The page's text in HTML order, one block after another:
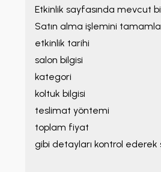
Etkinlik sayfasında mevcut
Satın alma işlemini
etkinlik tarihi
salon bilgisi
kategori
koltuk bilgisi
teslimat yöntemi
toplam fiyat
gibi detayları kontrol ederek